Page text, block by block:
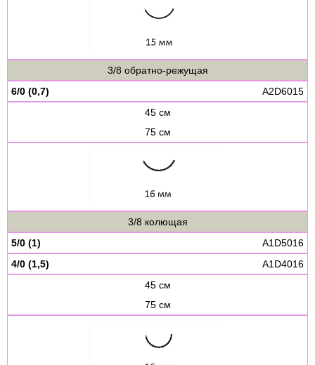
3/8 обратно-режущая
6/0 (0,7)
A2D6015
45 см
75 см
3/8 колющая
5/0 (1)
A1D5016
4/0 (1,5)
A1D4016
45 см
75 см